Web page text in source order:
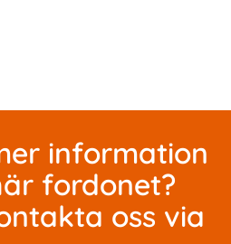
information
fordonet?
oss via